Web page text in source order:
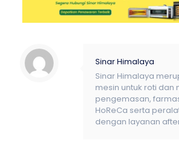
Sinar Himalaya
Sinar Himalaya
mesin untuk roti dan
pengemasan,
HoReCa serta
dengan layanan